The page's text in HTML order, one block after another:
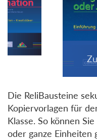
Die ReliBausteine
Kopiervorlagen für
Klasse. So können
oder ganze Einheiten